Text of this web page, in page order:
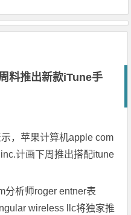
料推出新款iTune手
，苹果计算机apple com
计画下周推出搭配itune
分析师roger entner表
wireless llc将独家推